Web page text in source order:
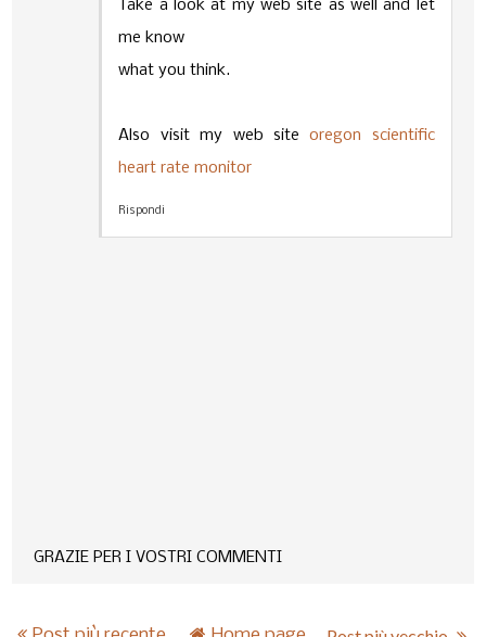
Take a look at my web site as well and let
me know
what you think.
Also visit my web siteoregon scientific
heart rate monitor
Rispondi
GRAZIE PER I VOSTRI COMMENTI